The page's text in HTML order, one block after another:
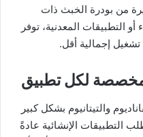
من بودرة الخبث ذات
التطبيقات المعدنية، توفر
لكل تطبيق
والتيتانيوم بشكل كبير
التطبيقات الإنشائية عادةً